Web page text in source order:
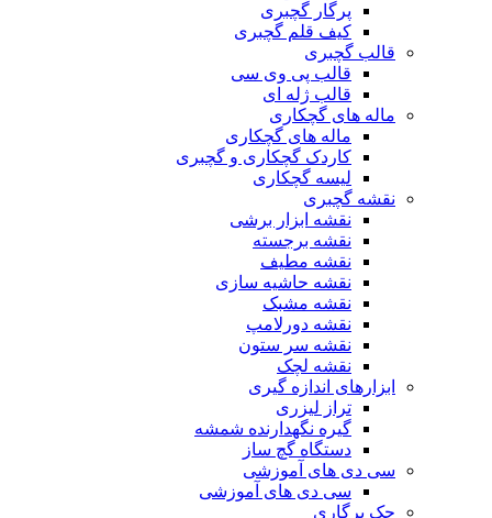
پرگار گچبری
کیف قلم گچبری
قالب گچبری
قالب پی وی سی
قالب ژله ای
ماله های گچکاری
ماله های گچکاری
کاردک گچکاری و گچبری
لیسه گچکاری
نقشه گچبری
نقشه ابزار برشی
نقشه برجسته
نقشه مطیف
نقشه حاشیه سازی
نقشه مشبک
نقشه دورلامپ
نقشه سر ستون
نقشه لچک
ابزارهای اندازه گیری
تراز لیزری
گیره نگهدارنده شمشه
دستگاه گچ ساز
سی دی های آموزشی
سی دی های آموزشی
جک پرگاری